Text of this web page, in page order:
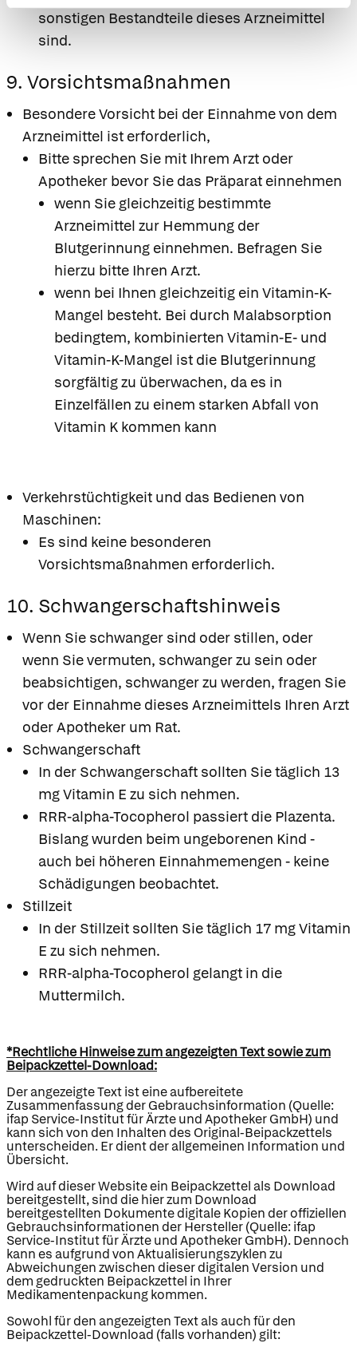
sonstigen Bestandteile dieses Arzneimittel
sind.
9. Vorsichtsmaßnahmen
Besondere Vorsicht bei der Einnahme von dem
Arzneimittel ist erforderlich,
Bitte sprechen Sie mit Ihrem Arzt oder
Apotheker bevor Sie das Präparat einnehmen
wenn Sie gleichzeitig bestimmte
Arzneimittel zur Hemmung der
Blutgerinnung einnehmen. Befragen Sie
hierzu bitte Ihren Arzt.
wenn bei Ihnen gleichzeitig ein Vitamin-K-
Mangel besteht. Bei durch Malabsorption
bedingtem, kombinierten Vitamin-E- und
Vitamin-K-Mangel ist die Blutgerinnung
sorgfältig zu überwachen, da es in
Einzelfällen zu einem starken Abfall von
Vitamin K kommen kann
Verkehrstüchtigkeit und das Bedienen von
Maschinen:
Es sind keine besonderen
Vorsichtsmaßnahmen erforderlich.
10. Schwangerschaftshinweis
Wenn Sie schwanger sind oder stillen, oder
wenn Sie vermuten, schwanger zu sein oder
beabsichtigen, schwanger zu werden, fragen Sie
vor der Einnahme dieses Arzneimittels Ihren Arzt
oder Apotheker um Rat.
Schwangerschaft
In der Schwangerschaft sollten Sie täglich 13
mg Vitamin E zu sich nehmen.
RRR-alpha-Tocopherol passiert die Plazenta.
Bislang wurden beim ungeborenen Kind -
auch bei höheren Einnahmemengen - keine
Schädigungen beobachtet.
Stillzeit
In der Stillzeit sollten Sie täglich 17 mg Vitamin
E zu sich nehmen.
RRR-alpha-Tocopherol gelangt in die
Muttermilch.
*Rechtliche Hinweise zum angezeigten Text sowie zum
Beipackzettel-Download:
Der angezeigte Text ist eine aufbereitete
Zusammenfassung der Gebrauchsinformation (Quelle:
ifap Service-Institut für Ärzte und Apotheker GmbH) und
kann sich von den Inhalten des Original-Beipackzettels
unterscheiden. Er dient der allgemeinen Information und
Übersicht.
Wird auf dieser Website ein Beipackzettel als Download
bereitgestellt, sind die hier zum Download
bereitgestellten Dokumente digitale Kopien der offiziellen
Gebrauchsinformationen der Hersteller (Quelle: ifap
Service-Institut für Ärzte und Apotheker GmbH). Dennoch
kann es aufgrund von Aktualisierungszyklen zu
Abweichungen zwischen dieser digitalen Version und
dem gedruckten Beipackzettel in Ihrer
Medikamentenpackung kommen.
Sowohl für den angezeigten Text als auch für den
Beipackzettel-Download (falls vorhanden) gilt: